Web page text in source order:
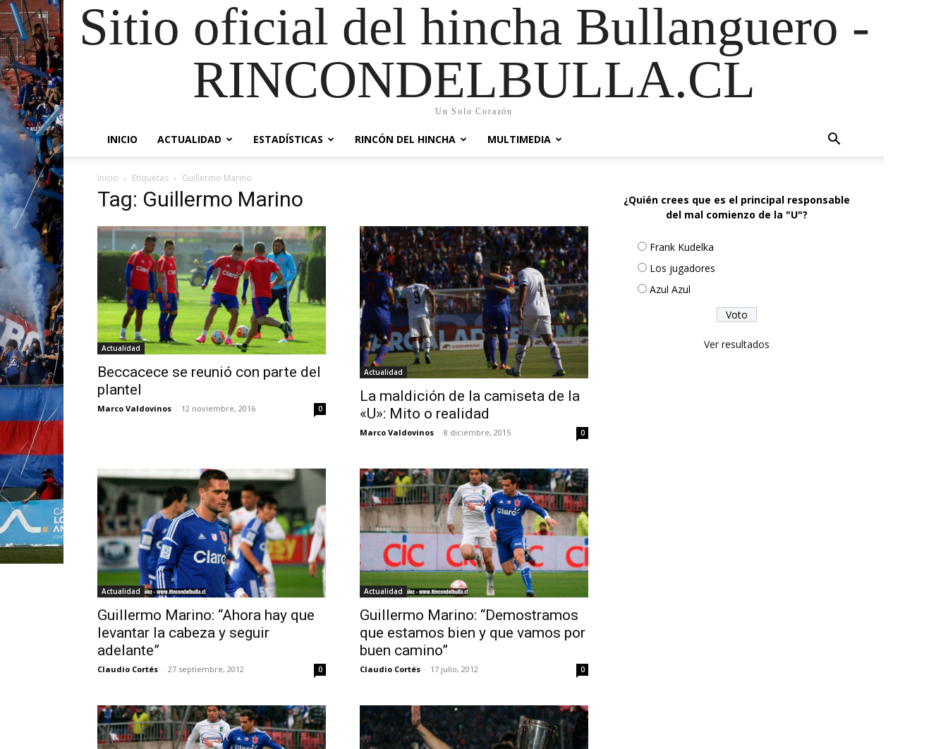
Sitio oficial del hincha Bullanguero -
RINCONDELBULLA.CL
Un Solo Corazón
INICIO ACTUALIDAD ESTADÍSTICAS RINCÓN DEL HINCHA MULTIMEDIA
Inicio Etiquetas Guillermo Marino
Tag: Guillermo Marino
Actualidad
Beccacece se reunió con parte del
plantel
Marco Valdovinos - 12 noviembre, 2016 0
Actualidad
La maldición de la camiseta de la
«U»: Mito o realidad
Marco Valdovinos - 8 diciembre, 2015 0
Actualidad
Guillermo Marino: “Ahora hay que
levantar la cabeza y seguir
adelante”
Claudio Cortés - 27 septiembre, 2012 0
Actualidad
Guillermo Marino: “Demostramos
que estamos bien y que vamos por
buen camino”
Claudio Cortés - 17 julio, 2012 0
¿Quién crees que es el principal responsable
del mal comienzo de la "U"?
Frank Kudelka
Los jugadores
Azul Azul
Ver resultados